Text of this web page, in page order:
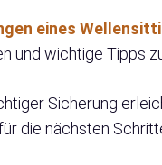
eines
und wichtige Tipps
Sicherung
die nächsten